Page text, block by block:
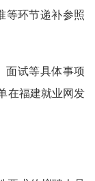
等环节递补参照
面试等具体事项
在福建就业网发